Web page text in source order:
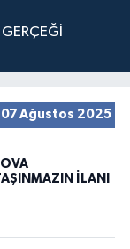
07 Ağustos 2025
İLANI